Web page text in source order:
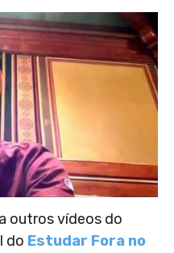
outros vídeos do
do Estudar Fora no